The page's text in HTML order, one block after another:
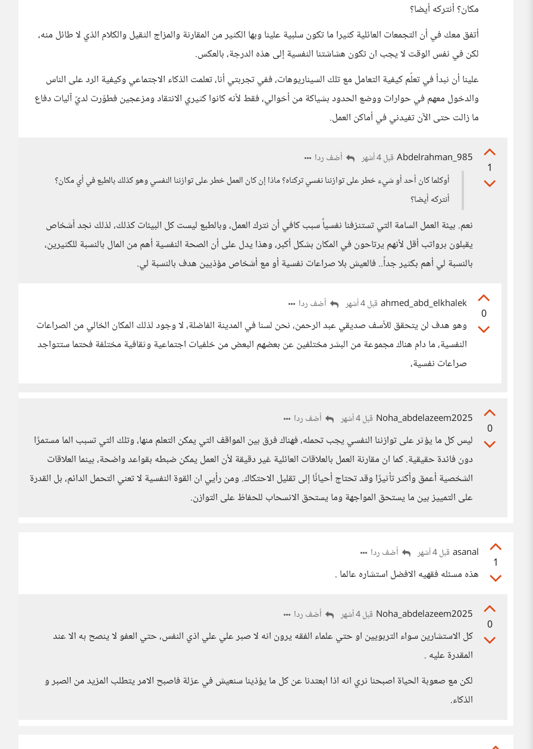
مكان؟ أنتركه أيضا؟
أتفق معك في أن التجمعات العائلية كثيرا ما تكون سلبية علينا وبها الكثير من المقارنة والمزاج الثقيل والكلام الذي لا طائل منه،
لكن في نفس الوقت لا يجب ان تكون هشاشتنا النفسية إلى هذه الدرجة، بالعكس.
علينا أن نبدأ في تعلّم كيفية التعامل مع تلك السيناريوهات، ففي تجربتي أنا، تعلمت الذكاء الاجتماعي وكيفية الرد على الناس
والدخول معهم في حوارات ووضع الحدود بشياكة من أخوالي، فقط لأنه كانوا كثيري الانتقاد ومزعجين فطوّرت لديّ آليات دفاع
ما زالت حتى الآن تفيدني في أماكن العمل.
1
Abdelrahman_985 قبل 4 أشهر
أضف ردا
أوكلما كان أحد أو شيء خطر على توازننا نفسي تركناه؟ ماذا إن كان العمل خطر على توازننا النفسي وهو كذلك بالطبع في أي مكان؟
أنتركه أيضا؟
نعم. بيئة العمل السامة التي تستنزفنا نفسياً سبب كافي أن نترك العمل، وبالطبع ليست كل البيئات كذلك، لذلك نجد أشخاص
يقبلون برواتب أقل لأنهم يرتاحون في المكان بشكل أكبر، وهذا يدل على أن الصحة النفسية أهم من المال بالنسبة للكثيرين،
بالنسبة لي أهم بكثير جداً.. فالعيش بلا صراعات نفسية أو مع أشخاص مؤذيين هدف بالنسبة لي.
0
ahmed_abd_elkhalek قبل 4 أشهر أضف ردا
وهو هدف لن يتحقق للأسف صديقي عبد الرحمن، نحن لسنا في المدينة الفاضلة، لا وجود لذلك المكان الخالي من الصراعات
النفسية، ما دام هناك مجموعة من البشر مختلفين عن بعضهم البعض من خلفيات اجتماعية وثقافية مختلفة فحتما ستتواجد
صراعات نفسية،
0
Noha_abdelazeem2025 قبل 4 أشهر أضف ردا
ليس كل ما يؤثر على توازننا النفسي يجب تحمله، فهناك فرق بين المواقف التي يمكن التعلم منها، وتلك التي تسبب الما مستمرًا
دون فائدة حقيقية. كما ان مقارنة العمل بالعلاقات العائلية غير دقيقة لأن العمل يمكن ضبطه بقواعد واضحة، بينما العلاقات
الشخصية أعمق وأكثر تأثيرًا وقد تحتاج أحيانًا إلى تقليل الاحتكاك. ومن رأيي ان القوة النفسية لا تعني التحمل الدائم، بل القدرة
على التمييز بين ما يستحق المواجهة وما يستحق الانسحاب للحفاظ على التوازن.
1
asanal قبل 4 أشهر أضف ردا
هذه مسئله فقهيه الافضل استشاره عالما .
0
Noha_abdelazeem2025 قبل 4 أشهر أضف ردا
كل الاستشارين سواء التربويين او حتي علماء الفقه يرون انه لا صبر علي علي اذي النفس، حتي العفو لا ينصح به الا عند
المقدرة عليه .
لكن مع صعوبة الحياة اصبحنا نري انه اذا ابعتدنا عن كل ما يؤذينا سنعيش في عزلة فاصبح الامر يتطلب المزيد من الصبر و
الذكاء.